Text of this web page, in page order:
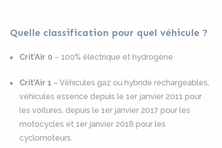
Quelle classification pour quel véhicule ?
Crit’Air 0 – 100% électrique et hydrogène
Crit’Air 1 – Véhicules gaz ou hybride rechargeables,
véhicules essence depuis le 1er janvier 2011 pour
les voitures, depuis le 1er janvier 2017 pour les
motocycles et 1er janvier 2018 pour les
cyclomoteurs.